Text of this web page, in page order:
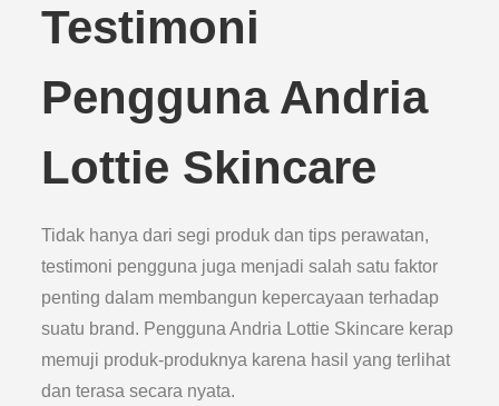
Testimoni
Pengguna Andria
Lottie Skincare
Tidak hanya dari segi produk dan tips perawatan,
testimoni pengguna juga menjadi salah satu faktor
penting dalam membangun kepercayaan terhadap
suatu brand. Pengguna Andria Lottie Skincare kerap
memuji produk-produknya karena hasil yang terlihat
dan terasa secara nyata.